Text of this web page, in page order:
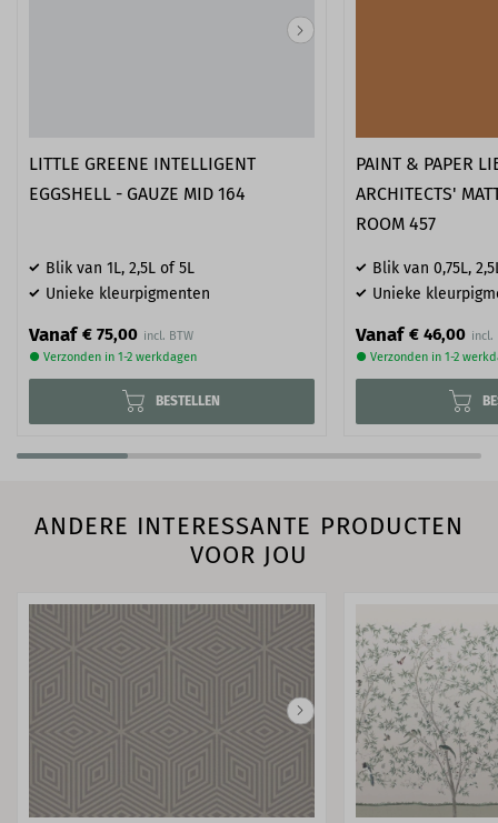
LITTLE GREENE INTELLIGENT
EGGSHELL - GAUZE MID 164
Blik van 1L, 2,5L of 5L
Unieke kleurpigmenten
Vanaf € 75,00
● Verzonden in 1-2 werkdagen
BESTELLEN
PAINT & PAPER
ARCHITECTS'
ROOM 457
Blik van 0,75L,
Unieke
Vanaf € 46,00
● Verzonden in 1-2
ANDERE INTERESSANTE PRODUCTEN
VOOR JOU